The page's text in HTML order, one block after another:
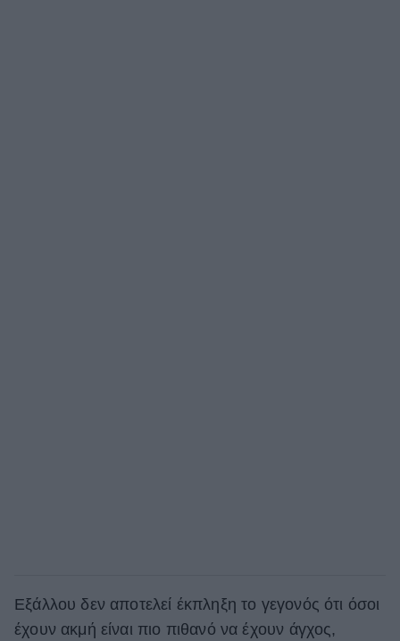
Εξάλλου δεν αποτελεί έκπληξη το γεγονός ότι όσοι
έχουν ακμή είναι πιο πιθανό να έχουν άγχος,